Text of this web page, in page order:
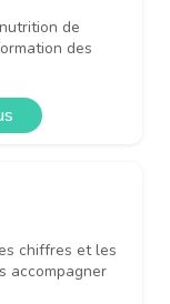
de
des
chiffres et les
accompagner